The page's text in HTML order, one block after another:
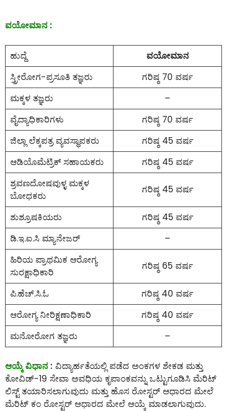
ವಯೋಮಾನ :
ಹುದ್ದೆ
ವಯೋಮಾನ
ಸ್ತ್ರೀರೋಗ-ಪ್ರಸೂತಿ ತಜ್ಞರು
ಗರಿಷ್ಠ 70 ವರ್ಷ
ಮಕ್ಕಳ ತಜ್ಞರು
–
ವೈದ್ಯಾಧಿಕಾರಿಗಳು
ಗರಿಷ್ಠ 70 ವರ್ಷ
ಜಿಲ್ಲಾ ಲೆಕ್ಕಪತ್ರ ವ್ಯವಸ್ಥಾಪಕರು
ಗರಿಷ್ಠ 45 ವರ್ಷ
ಆಡಿಯೊಮೆಟ್ರಿಕ್ ಸಹಾಯಕರು
ಗರಿಷ್ಠ 45 ವರ್ಷ
ಶ್ರವಣದೋಷವುಳ್ಳ ಮಕ್ಕಳ
ಬೋಧಕರು
ಗರಿಷ್ಠ 45 ವರ್ಷ
ಶುಶ್ರೂಷಕಿಯರು
ಗರಿಷ್ಠ 45 ವರ್ಷ
ಡಿ.ಇ.ಐ.ಸಿ ಮ್ಯಾನೇಜರ್
–
ಹಿರಿಯ ಪ್ರಾಥಮಿಕ ಆರೋಗ್ಯ
ಸುರಕ್ಷಾಧಿಕಾರಿ
ಗರಿಷ್ಠ 65 ವರ್ಷ
ಪಿ.ಹೆಚ್.ಸಿ.ಓ
ಗರಿಷ್ಠ 40 ವರ್ಷ
ಆರೋಗ್ಯ ನೀರಿಕ್ಷಣಾಧಿಕಾರಿ
ಗರಿಷ್ಠ 40 ವರ್ಷ
ಮನೋರೋಗ ತಜ್ಞರು
–
ಆಯ್ಕೆ ವಿಧಾನ : ವಿದ್ಯಾರ್ಹತೆಯಲ್ಲಿ ಪಡೆದ ಅಂಕಗಳ ಶೇಕಡ ಮತ್ತು
ಕೋವಿಡ್-19 ಸೇವಾ ಅವಧಿಯ ಕೃಪಾಂಕವನ್ನು ಒಟ್ಟುಗೂಡಿಸಿ ಮೆರಿಟ್
ಲಿಸ್ಟ್ ತಯಾರಿಸಲಾಗುವುದು ಮತ್ತು ಹೊಸ ರೋಸ್ಟರ್ ಆಧಾರದ ಮೇಲೆ
ಮೆರಿಟ್ ಕಂ ರೋಸ್ಟರ್ ಆಧಾರದ ಮೇಲೆ ಆಯ್ಕೆ ಮಾಡಲಾಗುವುದು.